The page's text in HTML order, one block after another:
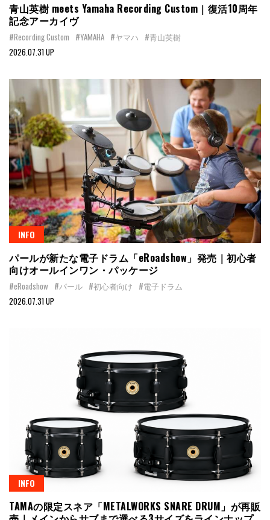
青山英樹 meets Yamaha Recording Custom｜復活10周年
記念アーカイヴ
#Recording Custom #YAMAHA #ヤマハ #青山英樹
2026.07.31 UP
INFO
パールが新たな電子ドラム「eRoadshow」発売｜初心者
向けオールインワン・パッケージ
#eRoadshow #パール #初心者向け #電子ドラム
2026.07.31 UP
INFO
TAMAの限定スネア「METALWORKS SNARE DRUM」が再販